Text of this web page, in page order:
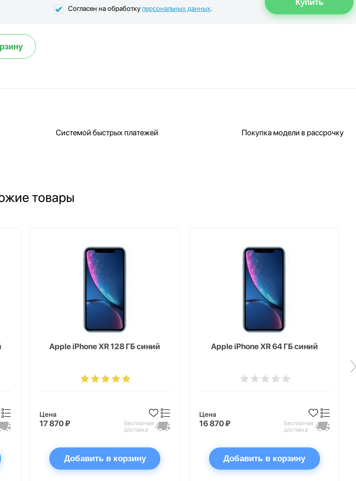
Согласен на обработкуперсональных данных.
Системой быстрых платежей Покупка модели в рассрочку
товары
Apple iPhone XR 128 ГБ синий
Цена
17 870 ₽
Бесплатная
доставка
Добавить в корзину
Apple iPhone XR 64 ГБ синий
Цена
16 870 ₽
Бесплатная
доставка
Добавить в корзину